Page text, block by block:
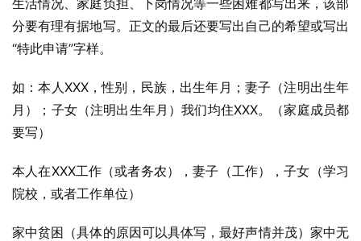
生活情况、家庭负担、下岗情况等一些困难都写出来，该部
分要有理有据地写。正文的最后还要写出自己的希望或写出
“特此申请”字样。
如：本人XXX，性别，民族，出生年月；妻子（注明出生年
月）；子女（注明出生年月）我们均住XXX。（家庭成员都
要写）
本人在XXX工作（或者务农），妻子（工作），子女（学习
院校，或者工作单位）
家中贫困（具体的原因可以具体写，最好声情并茂）家中无